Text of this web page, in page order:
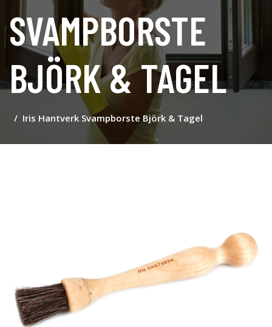
SVAMPBORSTE
BJÖRK & TAGEL
Iris Hantverk Svampborste Björk & Tagel